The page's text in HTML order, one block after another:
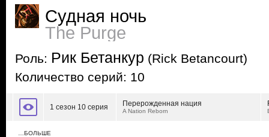
Судная ночь
The Purge
Роль: Рик Бетанкур (Rick Betancourt)
Количество серий: 10
1 сезон 10 серия Перерожденная нация
A Nation Reborn
…БОЛЬШЕ